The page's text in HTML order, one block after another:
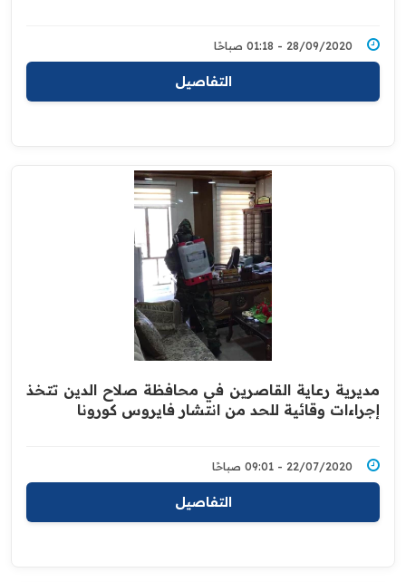
28/09/2020 - 01:18 صباحًا
التفاصيل
مديرية رعاية القاصرين في محافظة صلاح الدين تتخذ
إجراءات وقائية للحد من ‏انتشار فايروس كورونا
22/07/2020 - 09:01 صباحًا
التفاصيل